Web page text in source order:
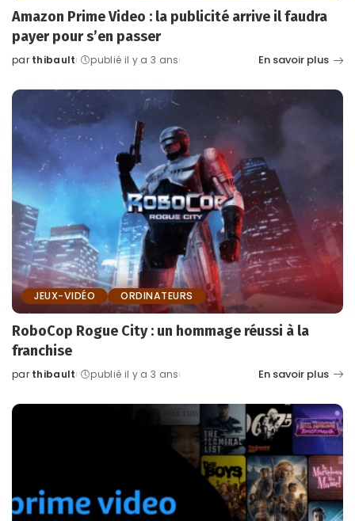
Amazon Prime Video : la publicité arrive il faudra
payer pour s’en passer
Posted
par thibault publié il y a 3 ans En savoir plus
JEUX-VIDÉO ORDINATEURS
RoboCop Rogue City : un hommage réussi à la
franchise
Posted
par thibault publié il y a 3 ans En savoir plus